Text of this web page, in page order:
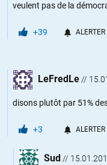
veulent pas de la
+39 ALERTER
LeFredLe//
disons plutôt par 51%
+3 ALERTER
Sud //